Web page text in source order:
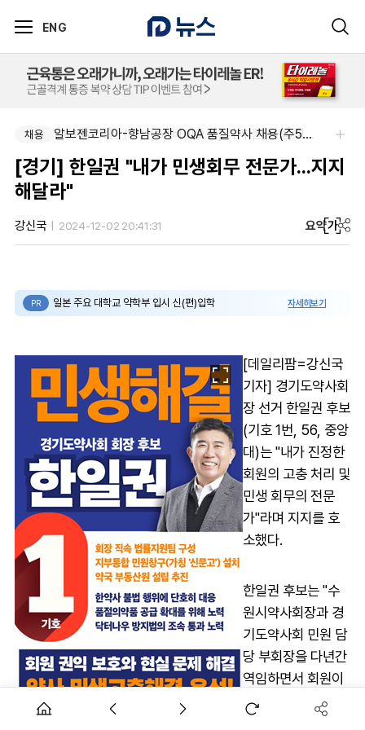
ENG
채용 알보젠코리아-향남공장 OQA 품질약사 채용(주5일/파트타임 가능)
채용 SK 바이오팜 (주)-[SK바이오팜] 각 부문 신입/경력 구성원 영입
[경기] 한일권 "내가 민생회무 전문가...지지
해달라"
강신국 2024-12-02 20:41:31 요약가
PR 일본 주요 대학교 약학부 입시 신(편)입학 자세히보기
[데일리팜=강신국
기자] 경기도약사회
장 선거 한일권 후보
(기호 1번, 56, 중앙
대)는 "내가 진정한
회원의 고충 처리 및
민생 회무의 전문
가"라며 지지를 호
소했다.
한일권 후보는 "수
원시약사회장과 경
기도약사회 민원 담
당 부회장을 다년간
역임하면서 회원이
무엇을 원하는지,